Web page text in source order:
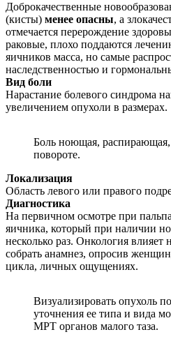
Доброкачественные
(кисты) менее опасны, а
отмечается перерождение
раковые, плохо поддаются
яичников масса, но самые
наследственностью и
Вид боли
Нарастание болевого синдрома
увеличением опухоли в размерах.
Боль ноющая, распирающая,
повороте.
Локализация
Область левого или правого
Диагностика
На первичном осмотре при
яичника, который при наличии
несколько раз. Онкология
собрать анамнез, опросив
цикла, личных ощущениях.
Визуализировать опухоль
уточнения ее типа и вида
МРТ органов малого таза.